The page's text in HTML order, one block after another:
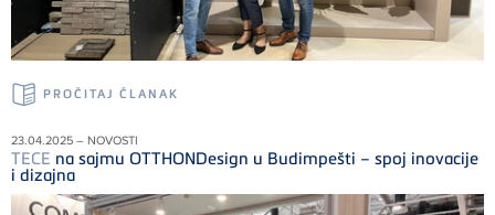
PROČITAJ ČLANAK
23.04.2025 – NOVOSTI
TECE na sajmu OTTHONDesign u Budimpešti – spoj inovacije
i dizajna